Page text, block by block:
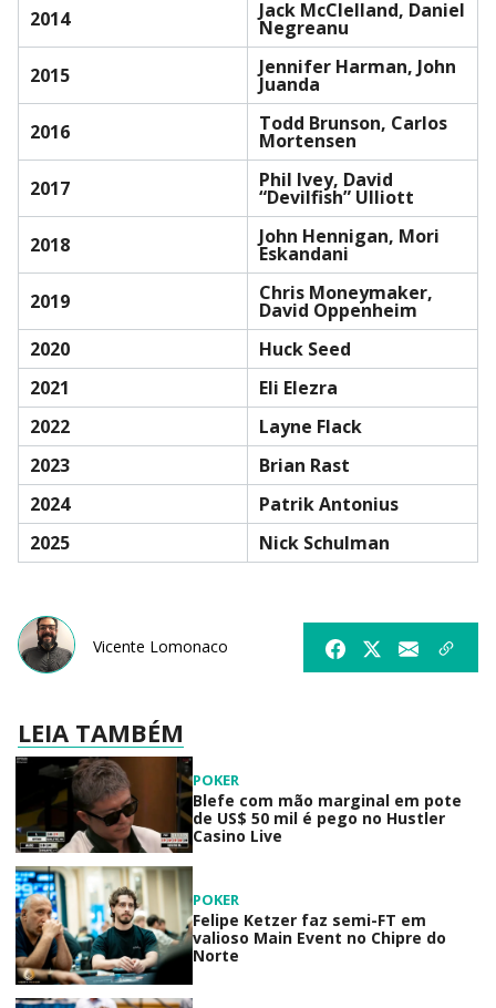
2014 Jack McClelland, Daniel
Negreanu
2015
Jennifer Harman, John
Juanda
2016
Todd Brunson, Carlos
Mortensen
2017
Phil Ivey, David
“Devilfish” Ulliott
2018
John Hennigan, Mori
Eskandani
2019
Chris Moneymaker,
David Oppenheim
2020
Huck Seed
2021
Eli Elezra
2022
Layne Flack
2023
Brian Rast
2024
Patrik Antonius
2025
Nick Schulman
Vicente Lomonaco
LEIA TAMBÉM
POKER
Blefe com mão marginal em pote
de US$ 50 mil é pego no Hustler
Casino Live
POKER
Felipe Ketzer faz semi-FT em
valioso Main Event no Chipre do
Norte